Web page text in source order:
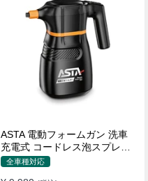
ASTA 電動フォームガン 洗車
充電式 コードレス泡スプレー
高圧対応 充電式フォームスプ
全車種対応